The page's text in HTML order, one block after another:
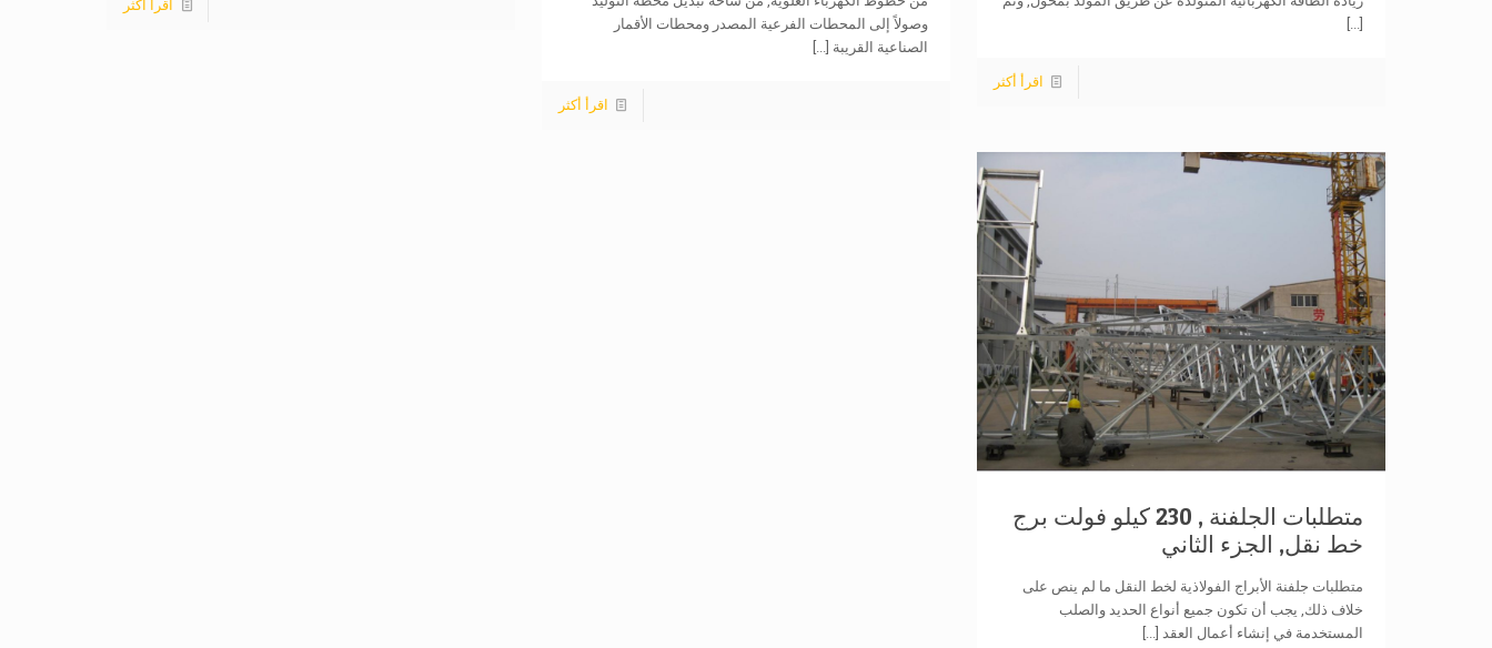
[...]
اقرأ أكثر
وصولاً إلى المحطات الفرعية المصدر ومحطات الأقمار
الصناعية القريبة [...]
اقرأ أكثر
اقرأ أكثر
متطلبات الجلفنة , 230 كيلو فولت برج
خط نقل, الجزء الثاني
متطلبات جلفنة الأبراج الفولاذية لخط النقل ما لم ينص على
خلاف ذلك, يجب أن تكون جميع أنواع الحديد والصلب
المستخدمة في إنشاء أعمال العقد